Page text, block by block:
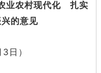
业农村现代化 扎实
的意见
日）